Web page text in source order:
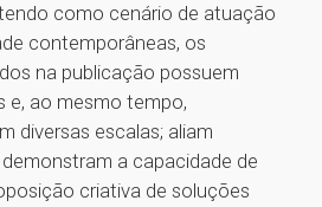
como cenário de atuação
contemporâneas, os
na publicação possuem
e, ao mesmo tempo,
diversas escalas; aliam
a capacidade de
criativa de soluções